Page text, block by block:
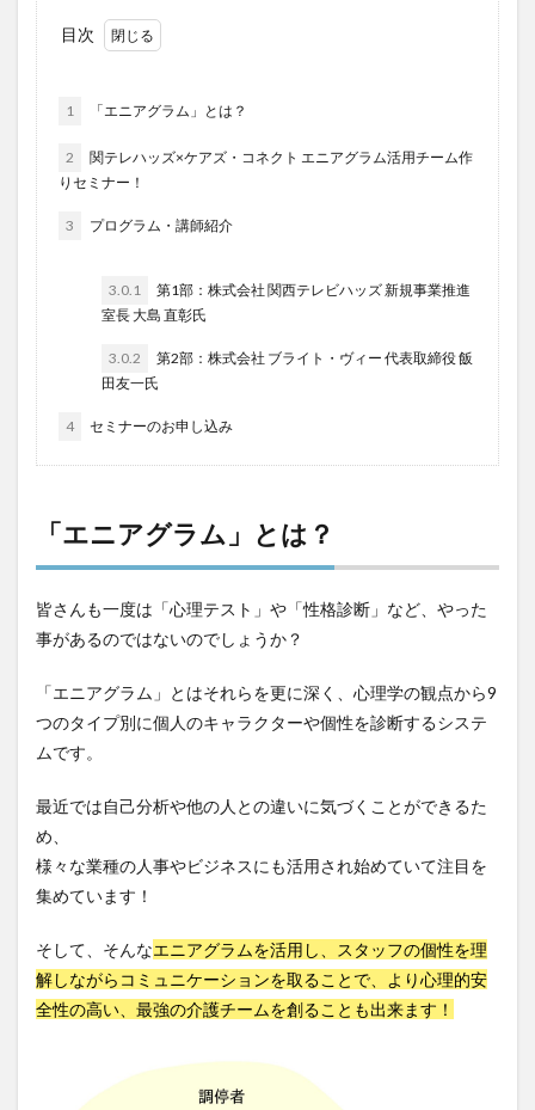
目次
1 「エニアグラム」とは？
2
関テレハッズ×ケアズ・コネクト エニアグラム活用チーム作
りセミナー！
3 プログラム・講師紹介
3.0.1
第1部：株式会社 関西テレビハッズ 新規事業推進
室長 大島 直彰氏
3.0.2
第2部：株式会社 ブライト・ヴィー 代表取締役 飯
田友一氏
4 セミナーのお申し込み
「エニアグラム」とは？
皆さんも一度は「心理テスト」や「性格診断」など、やった
事があるのではないのでしょうか？
「エニアグラム」とはそれらを更に深く、心理学の観点から9
つのタイプ別に個人のキャラクターや個性を診断するシステ
ムです。
最近では自己分析や他の人との違いに気づくことができるた
め、
様々な業種の人事やビジネスにも活用され始めていて注目を
集めています！
そして、そんなエニアグラムを活用し、スタッフの個性を理
解しながらコミュニケーションを取ることで、より心理的安
全性の高い、最強の介護チームを創ることも出来ます！
離職防止
高瀬比左子
株式会社いぶき
梅雨 水仕事
決断力
涼しい
清潔感
生産性向上
申し送り
社会福祉法人 若竹大寿会
介護DX
AprilDream ケアニン
グループウェア
クレーム
ケアデータコネクト ホーム
コーチング
オリブ園
コミュニケーション
コンピテンシー
サカナクション
サポート
サンクスカード
スケッター
スタッフ不足
スタッフ定着
BPOサービス
CareTEX CDCホーム
CoeFont
EQ
Future Care Lab in Japan
Hareru Base Arimatsu
ibuki
ICT ICT補助金
IT導入補助金
KAIGOアンバサダー育成研修会
SOMPOケア
おとなりさん。